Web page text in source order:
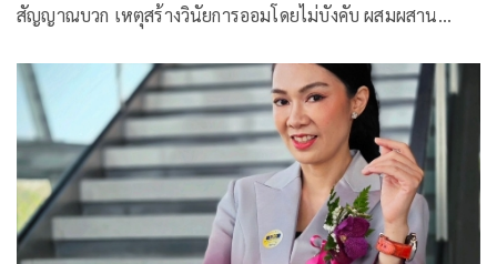
สัญญาณบวก เหตุสร้างวินัยการออมโดยไม่บังคับ ผสมผสาน
กับประเทศแถบแอฟริกา ละตินอเมริกา หรือเอเชียใต้ เตือน! รัฐ
ต้องระวังไม่ให้กลายเป็นนโยบายการพนันที่แฝงมากับการออม
เสนอ